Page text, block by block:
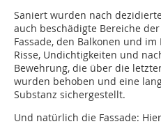
Saniert wurden nach
auch beschädigte Bereiche
Fassade, den Balkonen und
Risse, Undichtigkeiten und
Bewehrung, die über die
wurden behoben und eine
Substanz sichergestellt.
Und natürlich die Fassade: